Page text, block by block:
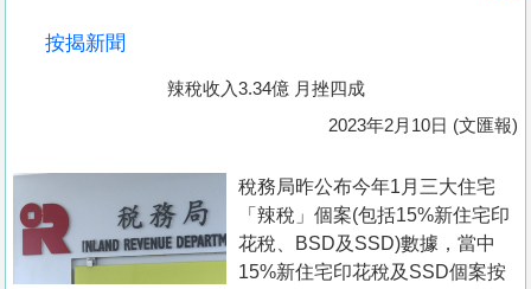
置
按揭新聞
辣稅收入3.34億 月挫四成
2023年2月10日 (文匯報)
稅務局昨公布今年1月三大住宅
「辣稅」個案(包括15%新住宅印
花稅、BSD及SSD)數據，當中
15%新住宅印花稅及SSD個案按